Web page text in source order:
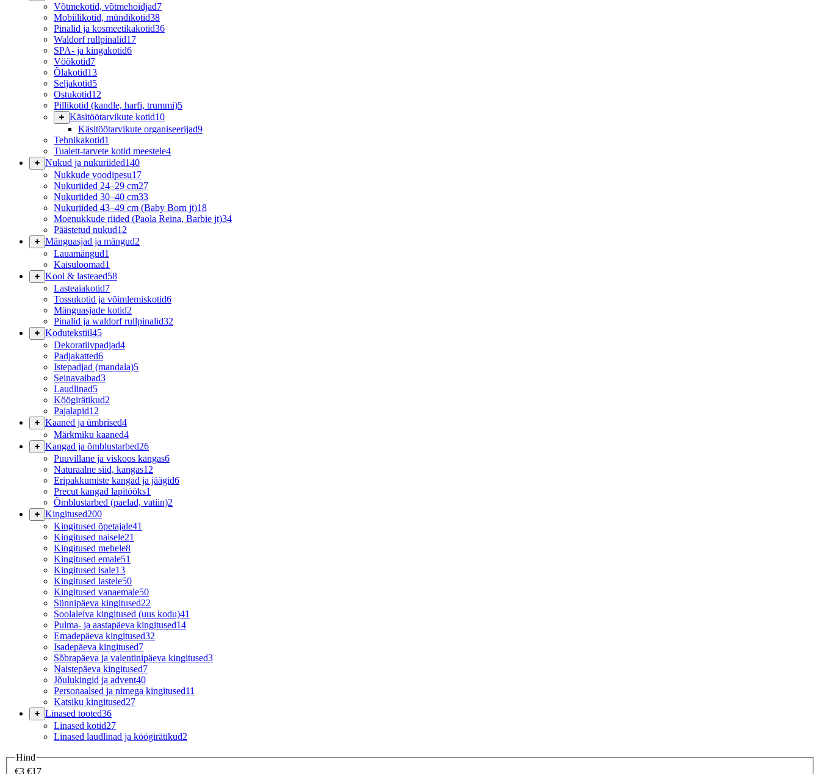
Võtmekotid, võtmehoidjad7
Mobiilikotid, mündikotid38
Pinalid ja kosmeetikakotid36
Waldorf rullpinalid17
SPA- ja kingakotid6
Vöökotid7
Õlakotid13
Seljakotid5
Ostukotid12
Pillikotid (kandle, harfi, trummi)5
Käsitöötarvikute kotid10
Käsitöötarvikute organiseerijad9
Tehnikakotid1
Tualett-tarvete kotid meestele4
Nukud ja nukuriided140
Nukkude voodipesu17
Nukuriided 24–29 cm27
Nukuriided 30–40 cm33
Nukuriided 43–49 cm (Baby Born jt)18
Moenukkude riided (Paola Reina, Barbie jt)34
Päästetud nukud12
Mänguasjad ja mängud2
Lauamängud1
Kaisuloomad1
Kool & lasteaed58
Lasteaiakotid7
Tossukotid ja võimlemiskotid6
Mänguasjade kotid2
Pinalid ja waldorf rullpinalid32
Kodutekstiil45
Dekoratiivpadjad4
Padjakatted6
Istepadjad (mandala)5
Seinavaibad3
Laudlinad5
Köögirätikud2
Pajalapid12
Kaaned ja ümbrised4
Märkmiku kaaned4
Kangad ja õmblustarbed26
Puuvillane ja viskoos kangas6
Naturaalne siid, kangas12
Eripakkumiste kangad ja jäägid6
Precut kangad lapitööks1
Õmblustarbed (paelad, vatiin)2
Kingitused200
Kingitused õpetajale41
Kingitused naisele21
Kingitused mehele8
Kingitused emale51
Kingitused isale13
Kingitused lastele50
Kingitused vanaemale50
Sünnipäeva kingitused22
Soolaleiva kingitused (uus kodu)41
Pulma- ja aastapäeva kingitused14
Emadepäeva kingitused32
Isadepäeva kingitused7
Sõbrapäeva ja valentinipäeva kingitused3
Naistepäeva kingitused7
Jõulukingid ja advent40
Personaalsed ja nimega kingitused11
Katsiku kingitused27
Linased tooted36
Linased kotid27
Linased laudlinad ja köögirätikud2
Hind
€3 €17